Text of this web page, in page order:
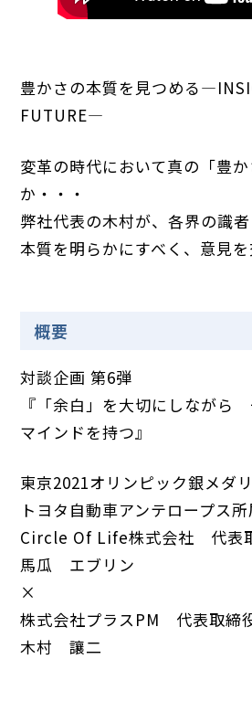
豊かさの本質を見つめる
FUTURE―
変革の時代において真の「豊
か・・・
弊社代表の木村が、各界の識
本質を明らかにすべく、意見を
概要
対談企画 第6弾
『「余白」を大切にしながら
マインドを持つ』
東京2021オリンピック銀メダ
トヨタ自動車アンテロープス所
Circle Of Life株式会社 代表
馬瓜 エブリン
×
株式会社プラスPM 代表取締
木村 讓二